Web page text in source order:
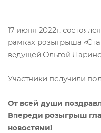
17 июня 2022г.
рамках розыгрыша
ведущей Ольгой
Участники получили
От всей души
Впереди розыгрыш
новостями!